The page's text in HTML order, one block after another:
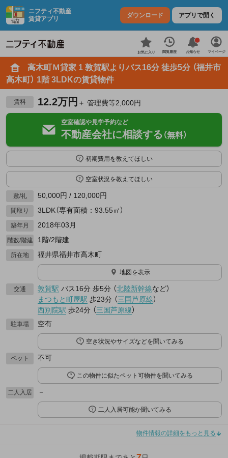
ニフティ不動産
賃貸アプリ
ダウンロード アプリで開く
お気に入り 閲覧履歴 お知らせ マイページ
高木町Ｍ貸家 1 敦賀駅よりバス16分 徒歩5分 （福井市
高木町） 1階 3LDKの賃貸物件
賃料 12.2万円 ＋ 管理費等2,000円
空室確認や見学予約など
不動産会社に相談する （無料）
初期費用を教えてほしい
空室状況を教えてほしい
敷/礼 50,000円 / 120,000円
間取り 3LDK（専有面積：93.55㎡）
築年月 2018年03月
階数/階建 1階/2階建
所在地 福井県福井市高木町
地図を表示
交通 敦賀駅 バス16分 歩5分 （北陸新幹線など）
まつもと町屋駅 歩23分 （三国芦原線）
西別院駅 歩24分 （三国芦原線）
駐車場 空有
空き状況やサイズなどを聞いてみる
ペット 不可
この物件に似たペット可物件を聞いてみる
二人入居 －
二人入居可能か聞いてみる
物件情報の詳細をもっと見る